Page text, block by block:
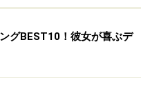
グBEST10！彼女が喜ぶデ